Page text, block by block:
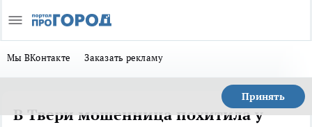
Мы ВКонтакте Заказать рекламу
Принять
В Твери мошенница похитила у